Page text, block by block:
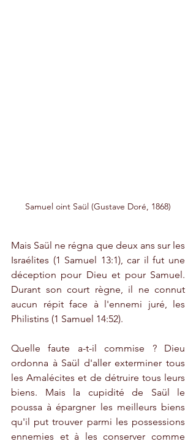
Samuel oint Saül (Gustave Doré, 1868)
Mais Saül ne régna que deux ans sur les
Israélites (1 Samuel 13:1), car il fut une
déception pour Dieu et pour Samuel.
Durant son court règne, il ne connut
aucun répit face à l'ennemi juré, les
Philistins (1 Samuel 14:52).
Quelle faute a-t-il commise ? Dieu
ordonna à Saül d'aller exterminer tous
les Amalécites et de détruire tous leurs
biens. Mais la cupidité de Saül le
poussa à épargner les meilleurs biens
qu'il put trouver parmi les possessions
ennemies et à les conserver comme